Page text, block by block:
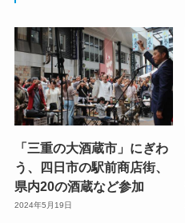
「三重の大酒蔵市」にぎわ
う、四日市の駅前商店街、
県内20の酒蔵など参加
2024年5月19日